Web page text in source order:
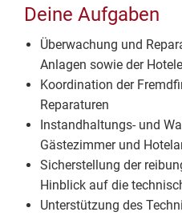
Deine Aufgaben
Überwachung und
Anlagen sowie der
Koordination der
Reparaturen
Instandhaltungs- und
Gästezimmer und
Sicherstellung der
Hinblick auf die
Unterstützung des